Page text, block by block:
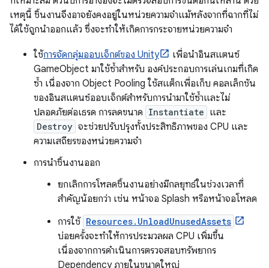
เหตุนี้ ชิ้นงานจึงอาจยังคงอยู่ในหน่วยความจำแม้หลังจากที่ฉากที่ไม่
ได้ใช้ถูกนำออกแล้ว ซึ่งจะทำให้เกิดการกระจายหน่วยความจำ
ใช้การจัดกลุ่มออบเจ็กต์ของ Unity
เพื่อนำอินสแตนซ์
GameObject มาใช้ซ้ำสำหรับ องค์ประกอบการเล่นเกมที่เกิด
ซ้ำ เนื่องจาก Object Pooling ใช้สแต็กเพื่อเก็บ คอลเล็กชัน
ของอินสแตนซ์ออบเจ็กต์สำหรับการนำมาใช้ซ้ำและไม่
ปลอดภัยต่อเธรด การลดขนาด Instantiate และ
Destroy จะช่วยปรับปรุงทั้งประสิทธิภาพของ CPU และ
ความเสถียรของหน่วยความจำ
การนำชิ้นงานออก
ยกเลิกการโหลดชิ้นงานอย่างมีกลยุทธ์ในช่วงเวลาที่
สำคัญน้อยกว่า เช่น หน้าจอ Splash หรือหน้าจอโหลด
การใช้ Resources.UnloadUnusedAssets
บ่อยครั้งจะทำให้การประมวลผล CPU เพิ่มขึ้น
เนื่องจากการดำเนินการตรวจสอบทรัพยากร
Dependency ภายในขนาดใหญ่